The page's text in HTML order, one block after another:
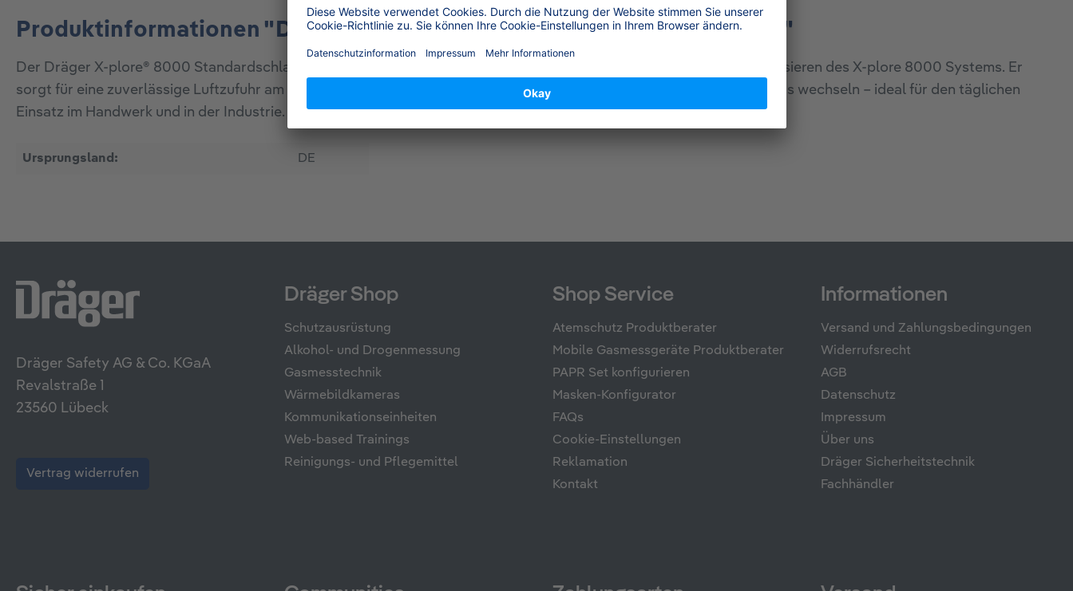
Produktinformationen "Dräger X-plore 8000 Standardschlauch, Helme"
Der Dräger X-plore® 8000 Standardschlauch verbindet die
sicher und komfortabel mit Helmen und Visieren des X-plore 8000 Systems. Er
sorgt für eine zuverlässige Luftzufuhr am Arbeitsplatz und lässt sich dank durchdachter Anschlusstechnik werkzeuglos wechseln – ideal für den täglichen
Einsatz im Handwerk und in der Industrie.
Ursprungsland: DE
Dräger Safety AG & Co. KGaA
Revalstraße 1
23560 Lübeck
Vertrag widerrufen
Dräger Shop
Schutzausrüstung
Alkohol- und Drogenmessung
Gasmesstechnik
Wärmebildkameras
Kommunikationseinheiten
Web-based Trainings
Reinigungs- und Pflegemittel
Shop Service
Atemschutz Produktberater
Mobile Gasmessgeräte Produktberater
PAPR Set konfigurieren
Masken-Konfigurator
FAQs
Cookie-Einstellungen
Reklamation
Kontakt
Informationen
Versand und Zahlungsbedingungen
Widerrufsrecht
AGB
Datenschutz
Impressum
Über uns
Dräger Sicherheitstechnik
Fachhändler